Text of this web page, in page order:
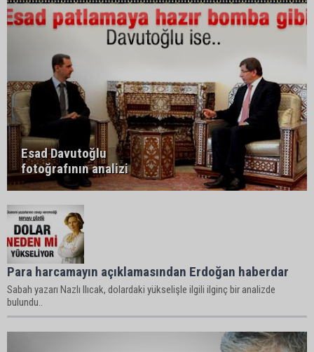
Esad Davutoğlu
fotoğrafının analizi
Para harcamayın açıklamasından Erdoğan haberdar
Sabah yazarı Nazlı Ilıcak, dolardaki yükselişle ilgili ilginç bir analizde
bulundu..